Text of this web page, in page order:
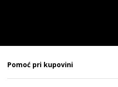
Pomoć pri kupovini